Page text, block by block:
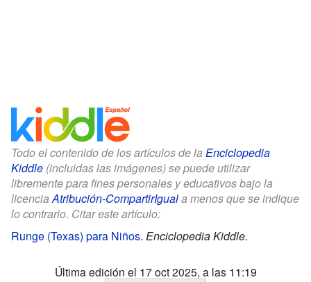
Todo el contenido de los artículos de la Enciclopedia
Kiddle (incluidas las imágenes) se puede utilizar
libremente para fines personales y educativos bajo la
licenciaAtribución-CompartirIguala menos que se indique
lo contrario. Citar este artículo:
Runge (Texas) para Niños. Enciclopedia Kiddle.
Última edición el 17 oct 2025, a las 11:19